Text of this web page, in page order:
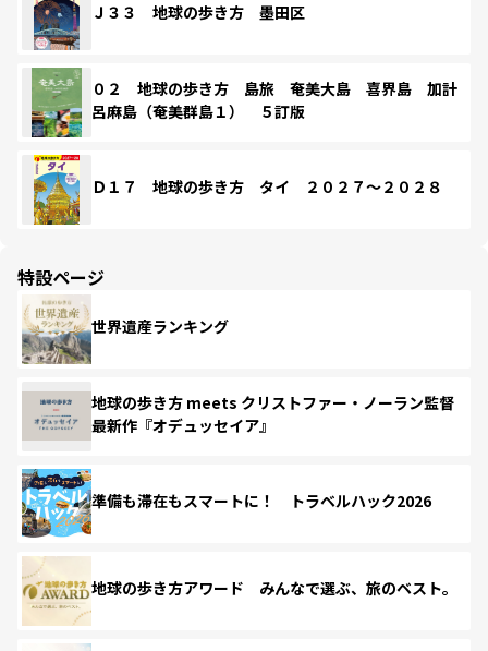
Ｊ３３ 地球の歩き方 墨田区
０２ 地球の歩き方 島旅 奄美大島 喜界島 加計
呂麻島（奄美群島１） ５訂版
Ｄ１７ 地球の歩き方 タイ ２０２７～２０２８
特設ページ
世界遺産ランキング
地球の歩き方 meets クリストファー・ノーラン監督
最新作『オデュッセイア』
準備も滞在もスマートに！ トラベルハック2026
地球の歩き方アワード みんなで選ぶ、旅のベスト。